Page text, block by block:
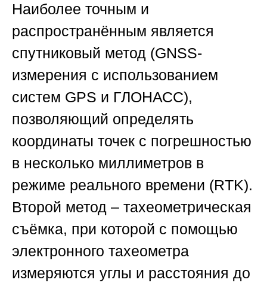
Наиболее точным и
распространённым является
спутниковый метод (GNSS-
измерения с использованием
систем GPS и ГЛОНАСС),
позволяющий определять
координаты точек с погрешностью
в несколько миллиметров в
режиме реального времени (RTK).
Второй метод – тахеометрическая
съёмка, при которой с помощью
электронного тахеометра
измеряются углы и расстояния до